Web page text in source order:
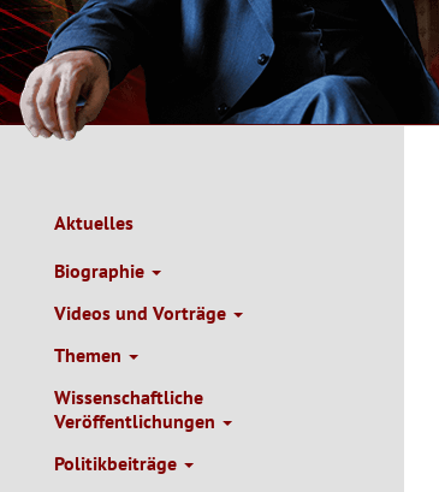
Main
Navigation
de
Aktuelles
Biographie
Videos und Vorträge
Themen
Wissenschaftliche
Veröffentlichungen
Politikbeiträge